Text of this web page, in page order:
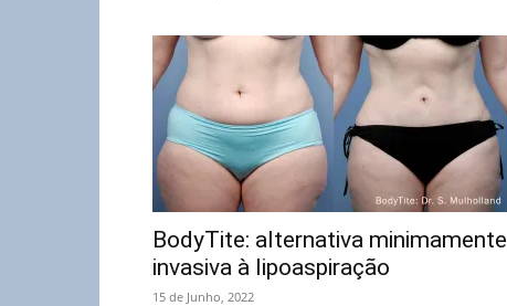
BodyTite: alternativa minimamente
invasiva à lipoaspiração
15 de Junho, 2022